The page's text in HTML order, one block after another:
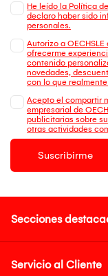
He leído la Política
declaro haber sido
personales.
Autorizo a
ofrecerme
contenido
novedades,
con lo que
Acepto el compartir
empresarial de
publicitarias sobre
otras actividades
Suscribirme
Secciones
Servicio al Cliente